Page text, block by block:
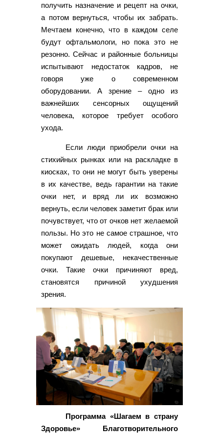
получить назначение и рецепт на очки,
а потом вернуться, чтобы их забрать.
Мечтаем конечно, что в каждом селе
будут офтальмологи, но пока это не
резонно. Сейчас и районные больницы
испытывают недостаток кадров, не
говоря уже о современном
оборудовании. А зрение – одно из
важнейших сенсорных ощущений
человека, которое требует особого
ухода.
Если люди приобрели очки на
стихийных рынках или на раскладке в
киосках, то они не могут быть уверены
в их качестве, ведь гарантии на такие
очки нет, и вряд ли их возможно
вернуть, если человек заметит брак или
почувствует, что от очков нет желаемой
пользы. Но это не самое страшное, что
может ожидать людей, когда они
покупают дешевые, некачественные
очки. Такие очки причиняют вред,
становятся причиной ухудшения
зрения.
Программа «Шагаем в страну
Здоровье» Благотворительного